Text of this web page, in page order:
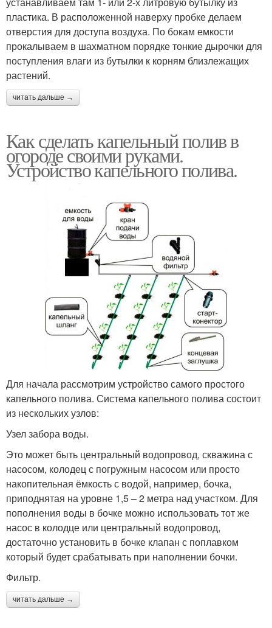
пластика. В расположенной наверху пробке делаем
отверстия для доступа воздуха. По бокам емкости
прокалываем в шахматном порядке тонкие дырочки для
поступления влаги из бутылки к корням близлежащих
растений.
читать дальше →
Как сделать капельный полив в
огороде своими руками.
Устройство капельного полива.
Для начала рассмотрим устройство самого простого
капельного полива. Система капельного полива состоит
из нескольких узлов:
Узел забора воды.
Это может быть центральный водопровод, скважина с
насосом, колодец с погружным насосом или просто
накопительная ёмкость с водой, например, бочка,
приподнятая на уровне 1,5 – 2 метра над участком. Для
пополнения воды в бочке можно использовать тот же
насос в колодце или центральный водопровод,
достаточно установить в бочке клапан с поплавком
который будет срабатывать при наполнении бочки.
Фильтр.
читать дальше →